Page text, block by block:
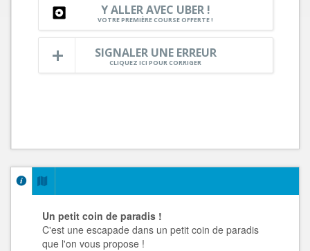
Y ALLER AVEC UBER !
VOTRE PREMIÈRE COURSE OFFERTE !
SIGNALER UNE ERREUR
CLIQUEZ ICI POUR CORRIGER
Un petit coin de paradis !
C'est une escapade dans un petit coin de paradis
que l'on vous propose !